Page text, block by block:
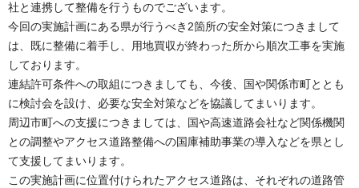
社と連携して整備を行うものでございます。
今回の実施計画にある県が行うべき2箇所の安全対策につきまして
は、既に整備に着手し、用地買収が終わった所から順次工事を実施
しております。
連結許可条件への取組につきましても、今後、国や関係市町ととも
に検討会を設け、必要な安全対策などを協議してまいります。
周辺市町への支援につきましては、国や高速道路会社など関係機関
との調整やアクセス道路整備への国庫補助事業の導入などを県とし
て支援してまいります。
この実施計画に位置付けられたアクセス道路は、それぞれの道路管